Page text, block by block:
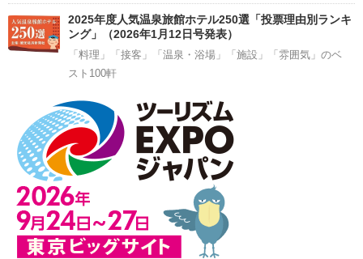
2025年度人気温泉旅館ホテル250選「投票理由別ランキ
ング」（2026年1月12日号発表）
「料理」「接客」「温泉・浴場」「施設」「雰囲気」のベ
スト100軒